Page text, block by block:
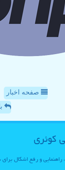
صفحه اخبار
كوئری
و رفع اشکال